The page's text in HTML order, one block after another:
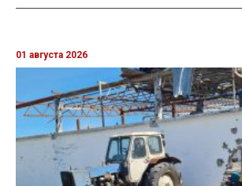
01 августа 2026